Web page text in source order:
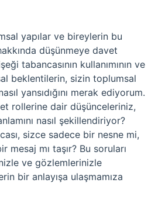
yapılar ve bireylerin bu
düşünmeye davet
tabancasının kullanımının ve
beklentilerin, sizin toplumsal
yansıdığını merak ediyorum.
rollerine dair düşünceleriniz,
nasıl şekillendiriyor?
sizce sadece bir nesne mi,
mesaj mı taşır? Bu soruları
ve gözlemlerinizle
bir anlayışa ulaşmamıza